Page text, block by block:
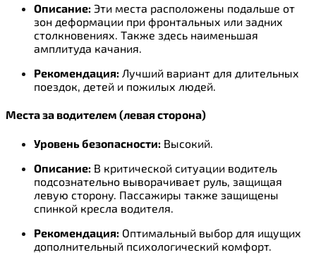
Описание: Эти места расположены подальше от
зон деформации при фронтальных или задних
столкновениях. Также здесь наименьшая
амплитуда качания.
Рекомендация: Лучший вариант для длительных
поездок, детей и пожилых людей.
Места за водителем (левая сторона)
Уровень безопасности: Высокий.
Описание: В критической ситуации водитель
подсознательно выворачивает руль, защищая
левую сторону. Пассажиры также защищены
спинкой кресла водителя.
Рекомендация: Оптимальный выбор для ищущих
дополнительный психологический комфорт.